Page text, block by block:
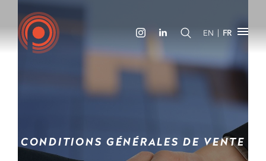
EN | FR
CONDITIONS GÉNÉRALES DE VENTE